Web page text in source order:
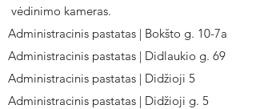
vėdinimo kameras.
Administracinis pastatas | Bokšto g. 10-7a
Administracinis pastatas | Didlaukio g. 69
Administracinis pastatas | Didžioji 5
Administracinis pastatas | Didžioji g. 5